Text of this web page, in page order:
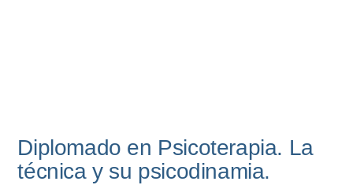
Diplomado en Psicoterapia. La
técnica y su psicodinamia.